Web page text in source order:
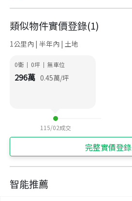
類似物件實價登錄(1)
1公里內 | 半年內 | 土地
0衛 | 0坪 | 無車位
296萬 0.45萬/坪
115/02成交
完整實價登錄
智能推薦